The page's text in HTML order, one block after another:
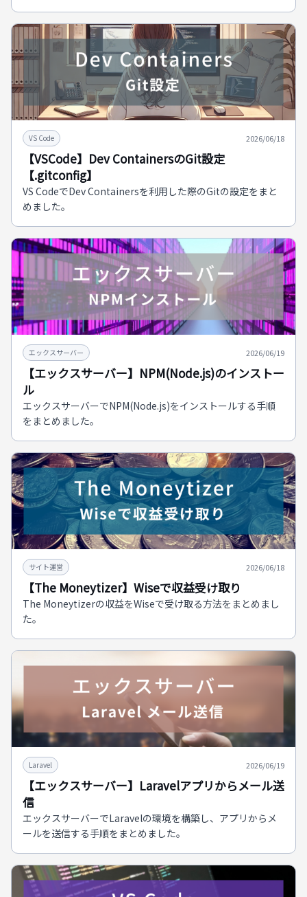
VS Code 2026/06/18
【VSCode】Dev ContainersのGit設定
【.gitconfig】
VS CodeでDev Containersを利用した際のGitの設定をまと
めました。
エックスサーバー 2026/06/19
【エックスサーバー】NPM(Node.js)のインストー
ル
エックスサーバーでNPM(Node.js)をインストールする手順
をまとめました。
サイト運営 2026/06/18
【The Moneytizer】Wiseで収益受け取り
The Moneytizerの収益をWiseで受け取る方法をまとめまし
た。
Laravel 2026/06/19
【エックスサーバー】Laravelアプリからメール送
信
エックスサーバーでLaravelの環境を構築し、アプリからメ
ールを送信する手順をまとめました。